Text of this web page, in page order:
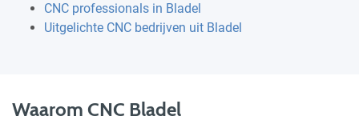
CNC professionals in Bladel
Uitgelichte CNC bedrijven uit Bladel
Waarom CNC Bladel